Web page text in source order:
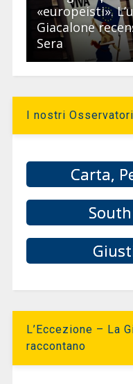
«europeisti».
Giacalone
Sera
I nostri Osservatori
Carta,
L’Eccezione – La
raccontano